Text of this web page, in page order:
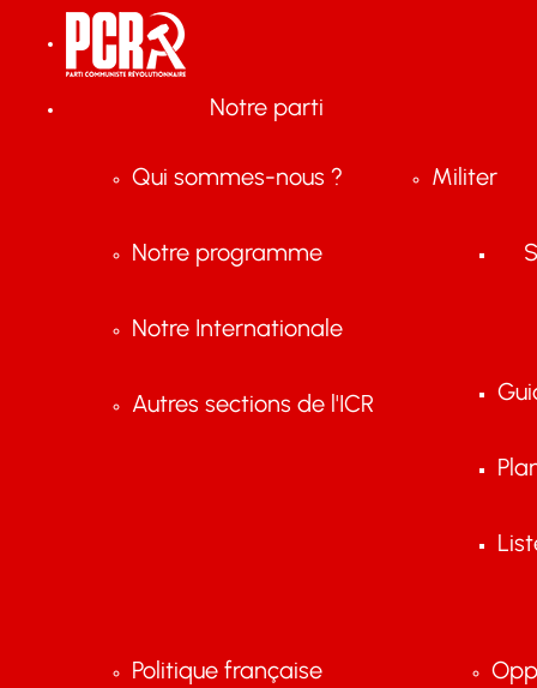
Notre parti
Qui sommes-nous ?
Notre programme
Notre Internationale
Autres sections de l'ICR
Militer
Politique française